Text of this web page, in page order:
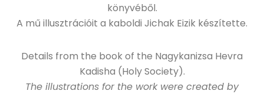
könyvéből.
A mű illusztrációit a kaboldi Jichak Eizik készítette.
Details from the book of the Nagykanizsa Hevra
Kadisha (Holy Society).
The illustrations for the work were created by